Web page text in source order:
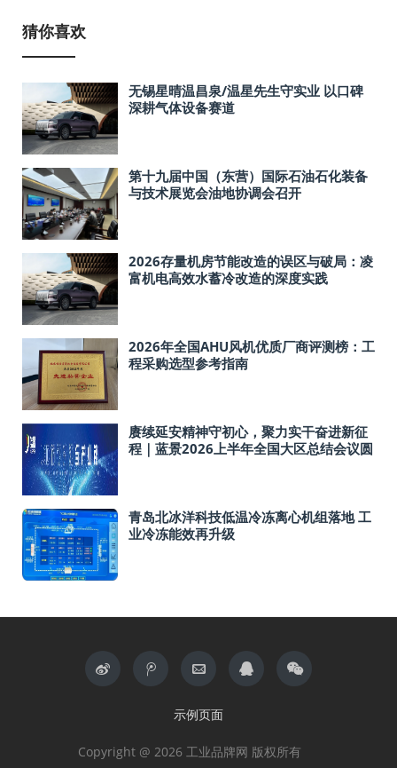
猜你喜欢
无锡星晴温昌泉/温星先生守实业 以口碑
深耕气体设备赛道
第十九届中国（东营）国际石油石化装备
与技术展览会油地协调会召开
2026存量机房节能改造的误区与破局：凌
富机电高效水蓄冷改造的深度实践
2026年全国AHU风机优质厂商评测榜：工
程采购选型参考指南
赓续延安精神守初心，聚力实干奋进新征
程｜蓝景2026上半年全国大区总结会议圆
青岛北冰洋科技低温冷冻离心机组落地 工
业冷冻能效再升级
示例页面
Copyright @ 2026 工业品牌网 版权所有